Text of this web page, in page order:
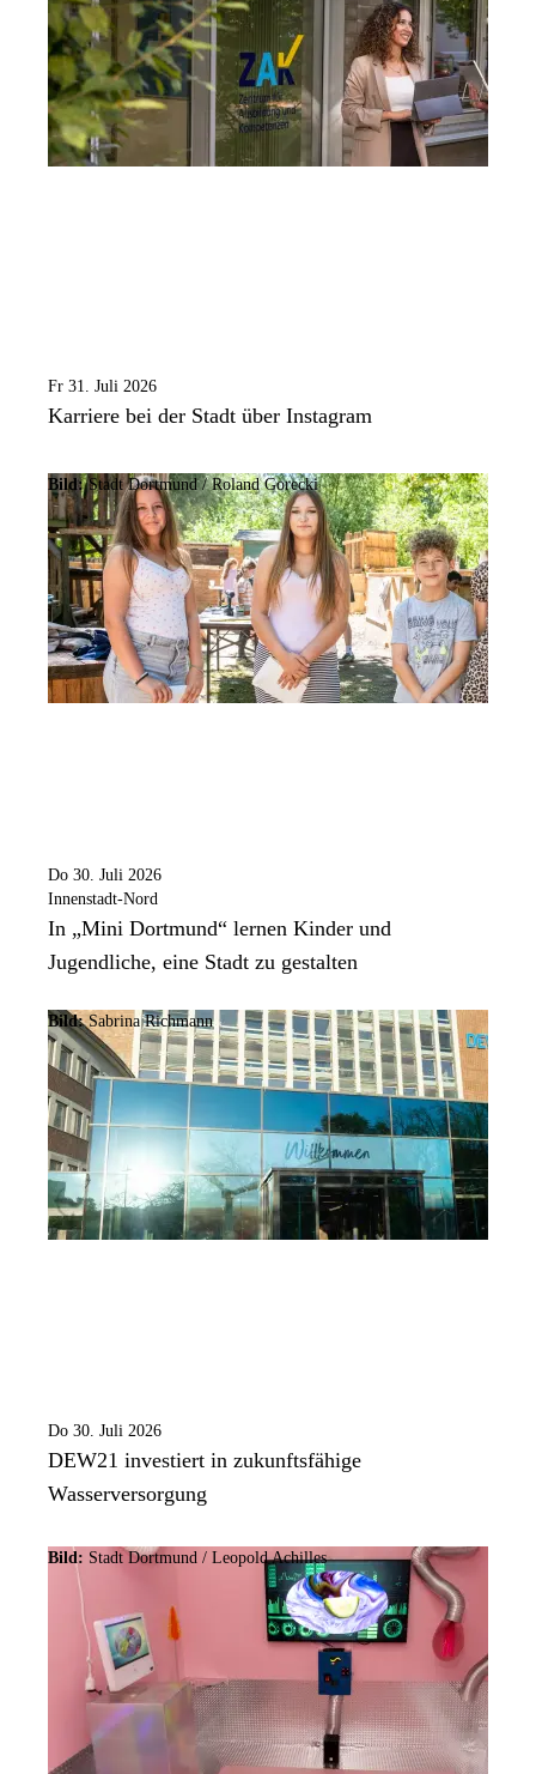
Fr 31. Juli 2026
Karriere bei der Stadt über Instagram
Bild:Stadt Dortmund / Roland Gorecki
Do 30. Juli 2026
Innenstadt-Nord
In „Mini Dortmund“ lernen Kinder und
Jugendliche, eine Stadt zu gestalten
Bild: Sabrina Richmann
Do 30. Juli 2026
DEW21 investiert in zukunftsfähige
Wasserversorgung
Bild: Stadt Dortmund / Leopold Achilles